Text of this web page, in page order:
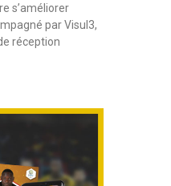
s’améliorer
par Visul3,
réception